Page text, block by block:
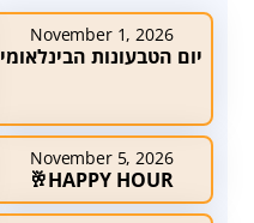
November 1, 2026
יום הטבעונות הבינלאומי
November 5, 2026
HAPPY HOUR🥂